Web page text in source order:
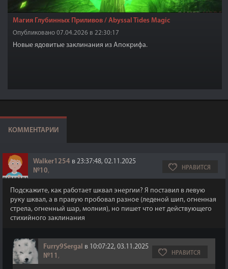
Магия Глубинных Приливов / Abyssal Tides Magic
Опубликовано 07.04.2026 в 22:30:17
Новые ядовитые заклинания из Апокрифа.
КОММЕНТАРИИ
Walker1254 в 23:37:48, 02.11.2025
№10, НРАВИТСЯ
Подскажите, как работает шквал энергии? Я поставил в левую
руку шквал, а в правую пробовал разное (леденой шип, огненная
стрела, огненный шар, молния), но пишет что нет действующего
стихийного заклинания
Furry9Sergal в 10:07:22, 03.11.2025
№11 , НРАВИТСЯ